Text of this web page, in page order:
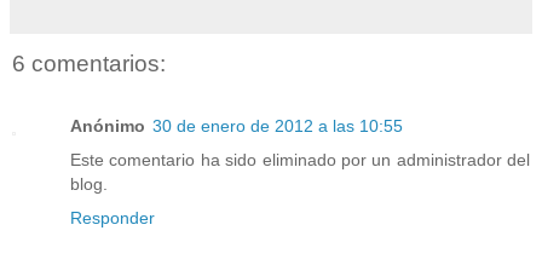
6 comentarios:
Anónimo 30 de enero de 2012 a las 10:55
Este comentario ha sido eliminado por un administrador del
blog.
Responder